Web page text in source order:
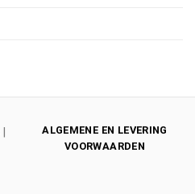
ALGEMENE EN LEVERING
VOORWAARDEN